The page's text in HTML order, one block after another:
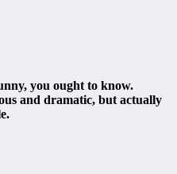
you ought to know.
and dramatic, but actually